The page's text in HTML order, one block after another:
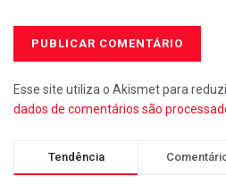
Esse site utiliza o Akismet para
dados de comentários são
Tendência